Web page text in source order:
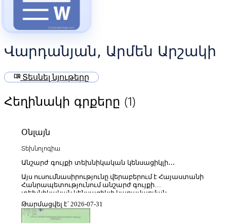
Վարդանյան, Արմեն Արշակի
menu_book Տեսնել նյութերը
Հեղինակի գրքերը (1)
Օնլայն
Տեխնոլոգիա
Անշարժ գույքի տեխնիկական կենսացիկլի
Այս ուսումնասիրությունը վերաբերում է Հայաստանի
Հանրապետությունում անշարժ գույքի
տեխնիկական կենսացիկլի կառավարման
հիմնախնդիրներին՝ այն դիտարկելով որպես շենքերի
և կառույցների արդյունավետ օգտագործման,
պահպանման և վերականգնման համալիր
Թարմացվել է՝ 2026-07-31